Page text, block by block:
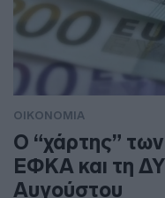
ΟΙΚΟΝΟΜΙΑ
Ο “χάρτης”
ΕΦΚΑ και τη
Αυγούστου